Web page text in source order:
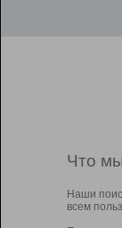
Что
Наши
всем